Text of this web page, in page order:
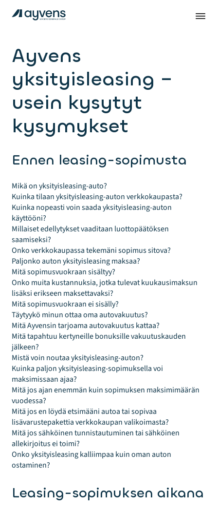
Ayvens
yksityisleasing –
usein kysytyt
kysymykset
Ennen leasing-sopimusta
Mikä on yksityisleasing-auto?
Kuinka tilaan yksityisleasing-auton verkkokaupasta?
Kuinka nopeasti voin saada yksityisleasing-auton
käyttööni?
Millaiset edellytykset vaaditaan luottopäätöksen
saamiseksi?
Onko verkkokaupassa tekemäni sopimus sitova?
Paljonko auton yksityisleasing maksaa?
Mitä sopimusvuokraan sisältyy?
Onko muita kustannuksia, jotka tulevat kuukausimaksun
lisäksi erikseen maksettavaksi?
Mitä sopimusvuokraan ei sisälly?
Täytyykö minun ottaa oma autovakuutus?
Mitä Ayvensin tarjoama autovakuutus kattaa?
Mitä tapahtuu kertyneille bonuksille vakuutuskauden
jälkeen?
Mistä voin noutaa yksityisleasing-auton?
Kuinka paljon yksityisleasing-sopimuksella voi
maksimissaan ajaa?
Mitä jos ajan enemmän kuin sopimuksen maksimimäärän
vuodessa?
Mitä jos en löydä etsimääni autoa tai sopivaa
lisävarustepakettia verkkokaupan valikoimasta?
Mitä jos sähköinen tunnistautuminen tai sähköinen
allekirjoitus ei toimi?
Onko yksityisleasing kalliimpaa kuin oman auton
ostaminen?
Leasing-sopimuksen aikana